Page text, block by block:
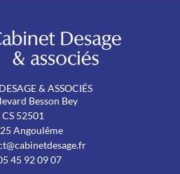
& ASSOCIÉS
Besson Bey
CS 52501
Angoulême
45 92 09 07